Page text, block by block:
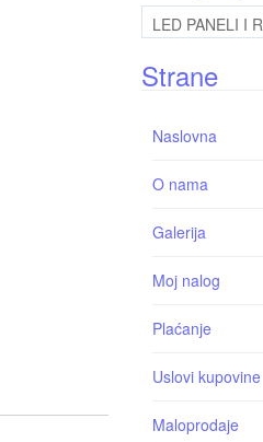
Strane
Naslovna
O nama
Galerija
Moj nalog
Plaćanje
Uslovi kupovine
Maloprodaje